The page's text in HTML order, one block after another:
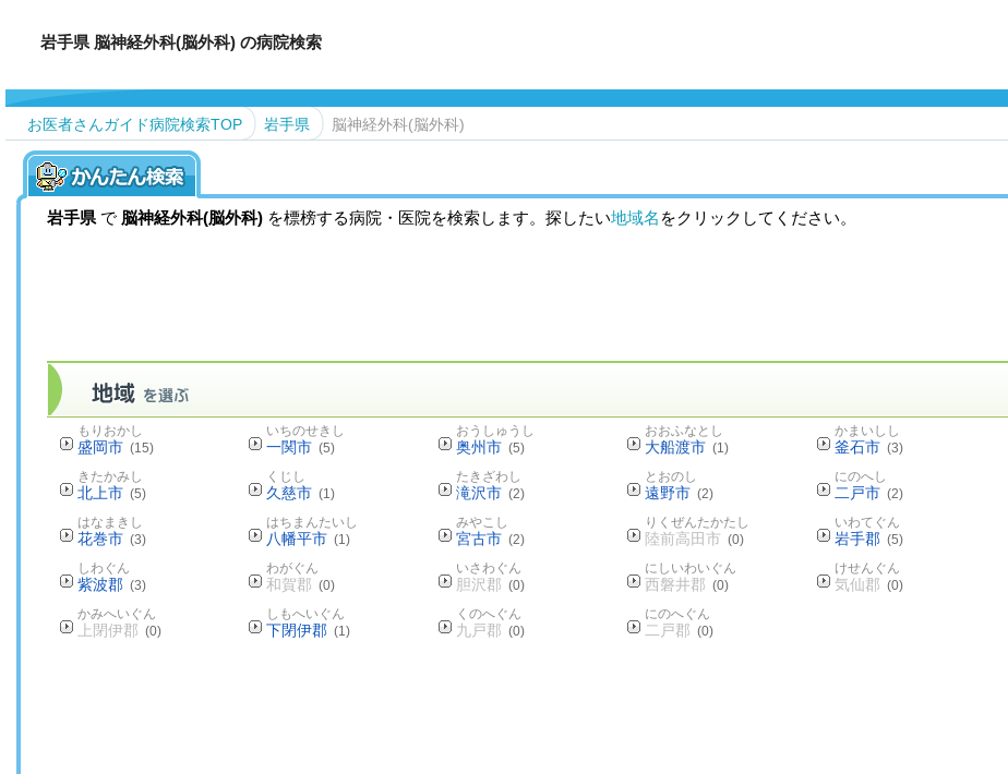
岩手県 脳神経外科(脳外科) の病院検索
お医者さんガイド病院検索TOP 岩手県 脳神経外科(脳外科)
岩手県 で 脳神経外科(脳外科) を標榜する病院・医院を検索します。探したい地域名 をクリックしてください。
もりおかし
盛岡市 (15)
いちのせきし
一関市 (5)
おうしゅうし
奥州市 (5)
おおふなとし
大船渡市 (1)
かまいしし
釜石市 (3)
きたかみし
北上市 (5)
くじし
久慈市 (1)
たきざわし
滝沢市 (2)
とおのし
遠野市 (2)
にのへし
二戸市 (2)
はなまきし
花巻市 (3)
はちまんたいし
八幡平市 (1)
みやこし
宮古市 (2)
りくぜんたかたし
陸前高田市 (0)
いわてぐん
岩手郡 (5)
しわぐん
紫波郡 (3)
わがぐん
和賀郡 (0)
いさわぐん
胆沢郡 (0)
にしいわいぐん
西磐井郡 (0)
けせんぐん
気仙郡 (0)
かみへいぐん
上閉伊郡 (0)
しもへいぐん
下閉伊郡 (1)
くのへぐん
九戸郡 (0)
にのへぐん
二戸郡 (0)